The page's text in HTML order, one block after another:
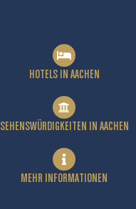
HOTELS IN AACHEN
SEHENSWÜRDIGKEITEN IN AACHEN
MEHR INFORMATIONEN